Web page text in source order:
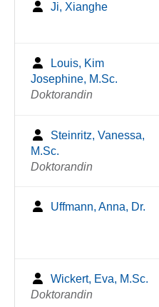
Ji, Xianghe
Louis, Kim
Josephine, M.Sc.
Doktorandin
Steinritz, Vanessa,
M.Sc.
Doktorandin
Uffmann, Anna, Dr.
Wickert, Eva, M.Sc.
Doktorandin